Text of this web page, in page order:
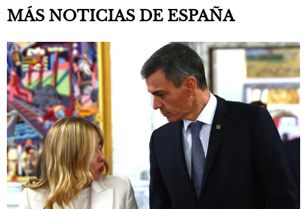
MÁS NOTICIAS DE ESPAÑA